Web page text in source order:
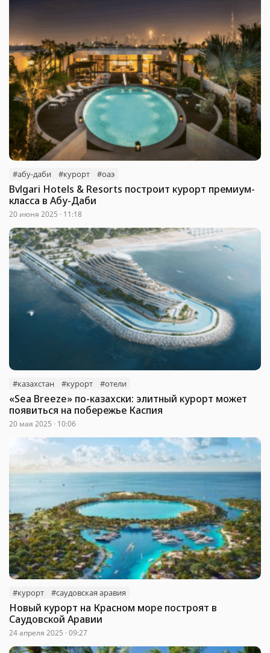
#абу-даби #курорт #оаэ
Bvlgari Hotels & Resorts построит курорт премиум-
класса в Абу-Даби
20 июня 2025 · 11:18
#казахстан #курорт #отели
«Sea Breeze» по-казахски: элитный курорт может
появиться на побережье Каспия
20 мая 2025 · 10:06
#курорт #саудовская аравия
Новый курорт на Красном море построят в
Саудовской Аравии
24 апреля 2025 · 09:27